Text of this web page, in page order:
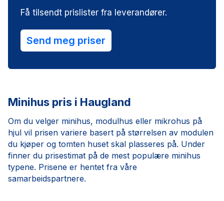
Få tilsendt prislister fra leverandører.
Send meg priser
Minihus pris i Haugland
Om du velger minihus, modulhus eller mikrohus på
hjul vil prisen variere basert på størrelsen av modulen
du kjøper og tomten huset skal plasseres på. Under
finner du prisestimat på de mest populære minihus
typene. Prisene er hentet fra våre
samarbeidspartnere.